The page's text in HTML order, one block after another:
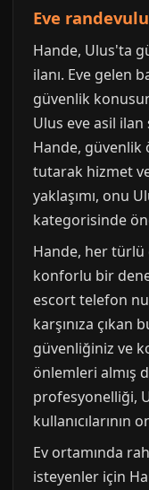
Eve
Hande, Ulus'ta
ilanı. Eve gelen
güvenlik
Ulus eve asil ilan
Hande, güvenlik
tutarak hizmet
yaklaşımı, onu
kategorisinde
Hande, her
konforlu bir
escort telefon
karşınıza çıkan
güvenliğiniz ve
önlemleri almış
profesyonelliği,
kullanıcılarının
Ev ortamında
isteyenler için